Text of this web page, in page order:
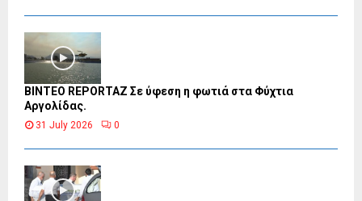
BINTEO REPORTAZ Σε ύφεση η φωτιά στα Φύχτια
Αργολίδας.
31 July 2026 0